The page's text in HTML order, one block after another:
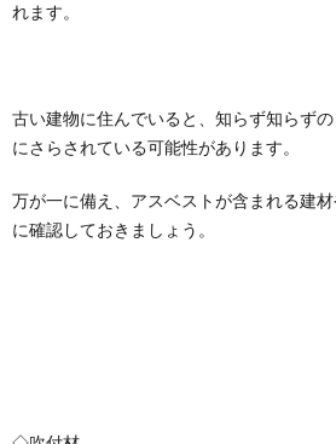
れます。
古い建物に住んでいると、知らず知らず
にさらされている可能性があります。
万が一に備え、アスベストが含まれる建
に確認しておきましょう。